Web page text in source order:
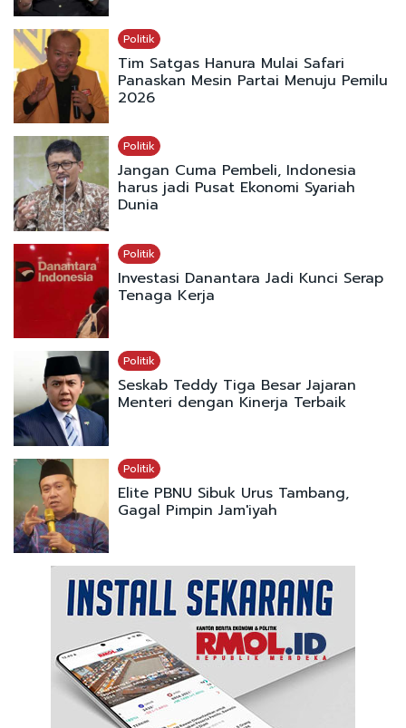
Politik
Tim Satgas Hanura Mulai Safari
Panaskan Mesin Partai Menuju Pemilu
2026
Politik
Jangan Cuma Pembeli, Indonesia
harus jadi Pusat Ekonomi Syariah
Dunia
Politik
Investasi Danantara Jadi Kunci Serap
Tenaga Kerja
Politik
Seskab Teddy Tiga Besar Jajaran
Menteri dengan Kinerja Terbaik
Politik
Elite PBNU Sibuk Urus Tambang,
Gagal Pimpin Jam'iyah